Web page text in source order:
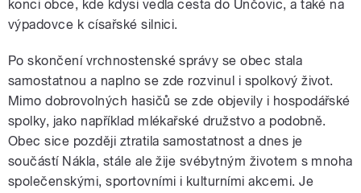
konci obce, kde kdysi vedla cesta do Unčovic, a také na
výpadovce k císařské silnici.
Po skončení vrchnostenské správy se obec stala
samostatnou a naplno se zde rozvinul i spolkový život.
Mimo dobrovolných hasičů se zde objevily i hospodářské
spolky, jako například mlékařské družstvo a podobně.
Obec sice později ztratila samostatnost a dnes je
součástí Nákla, stále ale žije svébytným životem s mnoha
společenskými, sportovními i kulturními akcemi. Je